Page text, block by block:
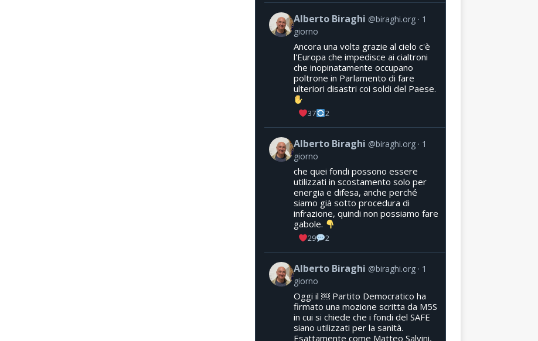
Alberto Biraghi @biraghi.org
1
giorno
Ancora una volta grazie al cielo c'è
l'Europa che impedisce ai cialtroni
che inopinatamente occupano
poltrone in Parlamento di fare
ulteriori disastri coi soldi del Paese.
37 2
Alberto Biraghi @biraghi.org
1
giorno
che quei fondi possono essere
utilizzati in scostamento solo per
energia e difesa, anche perché
siamo già sotto procedura di
infrazione, quindi non possiamo fare
gabole.
29 2
Alberto Biraghi @biraghi.org
1
giorno
Oggi il ￼ Partito Democratico ha
firmato una mozione scritta da M5S
in cui si chiede che i fondi del SAFE
siano utilizzati per la sanità.
Esattamente come Matteo Salvini,